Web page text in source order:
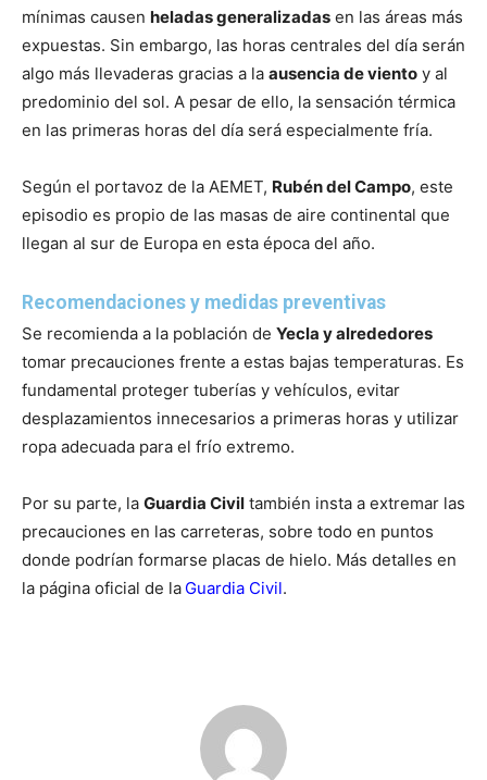
mínimas causen heladas generalizadas en las áreas más
expuestas. Sin embargo, las horas centrales del día serán
algo más llevaderas gracias a la ausencia de viento y al
predominio del sol. A pesar de ello, la sensación térmica
en las primeras horas del día será especialmente fría.
Según el portavoz de la AEMET, Rubén del Campo, este
episodio es propio de las masas de aire continental que
llegan al sur de Europa en esta época del año.
Recomendaciones y medidas preventivas
Se recomienda a la población de Yecla y alrededores
tomar precauciones frente a estas bajas temperaturas. Es
fundamental proteger tuberías y vehículos, evitar
desplazamientos innecesarios a primeras horas y utilizar
ropa adecuada para el frío extremo.
Por su parte, la Guardia Civil también insta a extremar las
precauciones en las carreteras, sobre todo en puntos
donde podrían formarse placas de hielo. Más detalles en
la página oficial de la Guardia Civil.